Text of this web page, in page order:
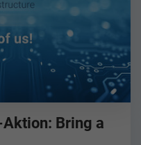
Aktion: Bring a